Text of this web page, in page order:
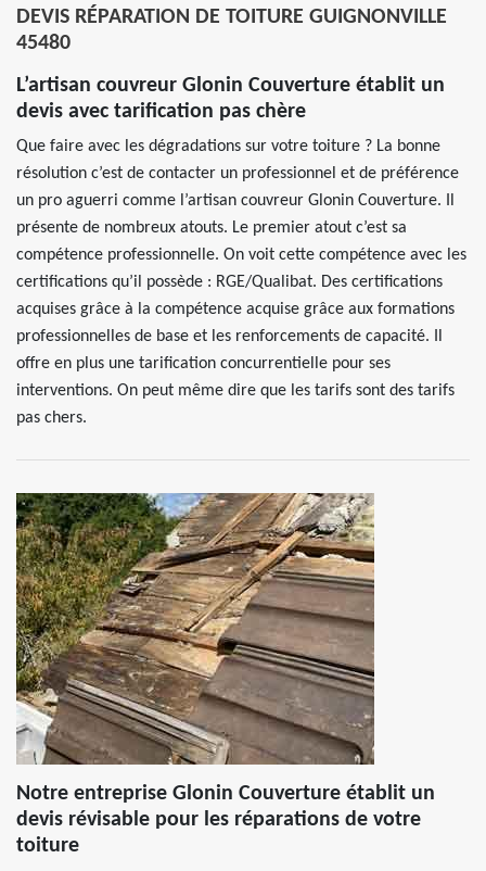
DEVIS RÉPARATION DE TOITURE GUIGNONVILLE
45480
L’artisan couvreur Glonin Couverture établit un
devis avec tarification pas chère
Que faire avec les dégradations sur votre toiture ? La bonne
résolution c’est de contacter un professionnel et de préférence
un pro aguerri comme l’artisan couvreur Glonin Couverture. Il
présente de nombreux atouts. Le premier atout c’est sa
compétence professionnelle. On voit cette compétence avec les
certifications qu’il possède : RGE/Qualibat. Des certifications
acquises grâce à la compétence acquise grâce aux formations
professionnelles de base et les renforcements de capacité. Il
offre en plus une tarification concurrentielle pour ses
interventions. On peut même dire que les tarifs sont des tarifs
pas chers.
Notre entreprise Glonin Couverture établit un
devis révisable pour les réparations de votre
toiture